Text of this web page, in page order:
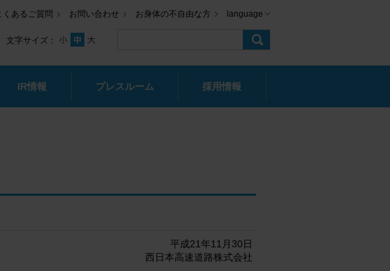
くあるご質問 お問い合わせ お身体の不自由な方 language
文字サイズ：
IR情報 プレスルーム 採用情報
平成21年11月30日
西日本高速道路株式会社